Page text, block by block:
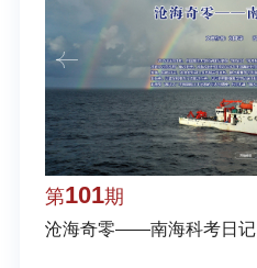
第101期
沧海奇零——南海科考日记